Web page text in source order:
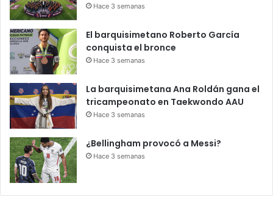
Hace 3 semanas
El barquisimetano Roberto García
conquista el bronce
Hace 3 semanas
La barquisimetana Ana Roldán gana el
tricampeonato en Taekwondo AAU
Hace 3 semanas
¿Bellingham provocó a Messi?
Hace 3 semanas